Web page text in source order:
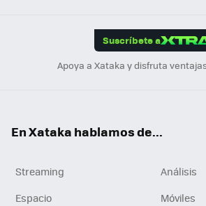
Suscríbete a
Apoya a Xataka y disfruta
En Xataka hablamos de...
Streaming
Análisis
Espacio
Móviles